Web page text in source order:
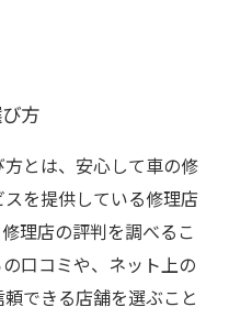
方
とは、安心して車の修
を提供している修理店
理店の評判を調べるこ
口コミや、ネット上の
できる店舗を選ぶこと